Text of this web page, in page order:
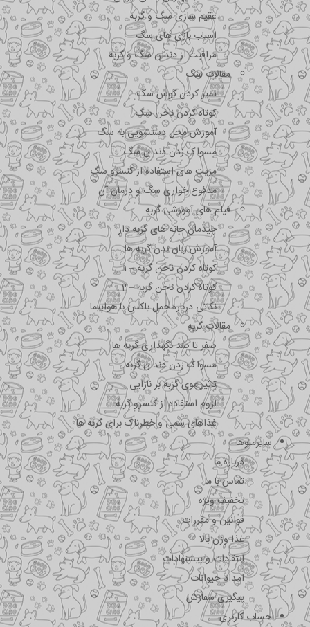
عقیم سازی سگ و گربه
اسباب بازی های سگ
مراقبت از دندان سگ و گربه
مقالات سگ
تمیز کردن گوش سگ
کوتاه کردن ناخن سگ
آموزش محل دستشویی به سگ
مسواک زدن دندان سگ
مزیت های استفاده از کنسرو سگ
مدفوع خواری سگ و درمان آن
فیلم های آموزشی گربه
چیدمان خانه های گربه دار
آموزش زبان بدن گربه ها
کوتاه کردن ناخن گربه – 1
کوتاه کردن ناخن گربه – 2
نکاتی درباره جمل باکس با هواپیما
مقالات گربه
صفر تا صد نگهداری گربه ها
مسواک زدن دندان گربه
تاثیر موی گربه بر نازایی
لزوم استفاده از کنسرو گربه
غذاهای سمی و خطرناک برای گربه ها
سایرمنوها
درباره ما
تماس با ما
تخفیف ویژه
قوانین و مقررات
غذا وزن بالا
انتقادات و پیشنهادات
امداد حیوانات
پیگیری سفارش
حساب کاربری